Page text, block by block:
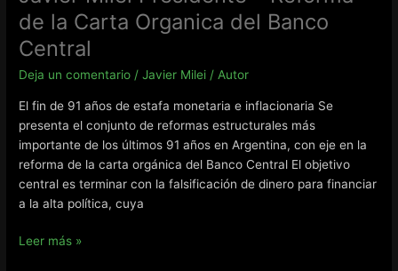
de la Carta Organica del Banco
Central
Deja un comentario /Javier Milei / Autor
El fin de 91 años de estafa monetaria e inflacionaria Se
presenta el conjunto de reformas estructurales más
importante de los últimos 91 años en Argentina, con eje en la
reforma de la carta orgánica del Banco Central El objetivo
central es terminar con la falsificación de dinero para financiar
a la alta política, cuya
Javier
Leer más »